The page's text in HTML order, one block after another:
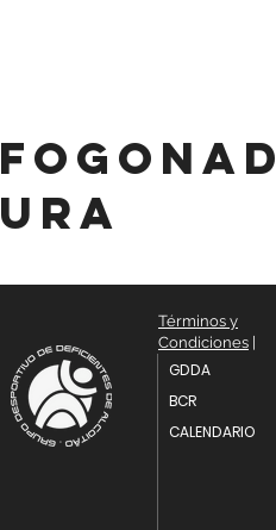
fogonad
ura
GDDA
BCR
CALENDARIO
Términos y
Condiciones